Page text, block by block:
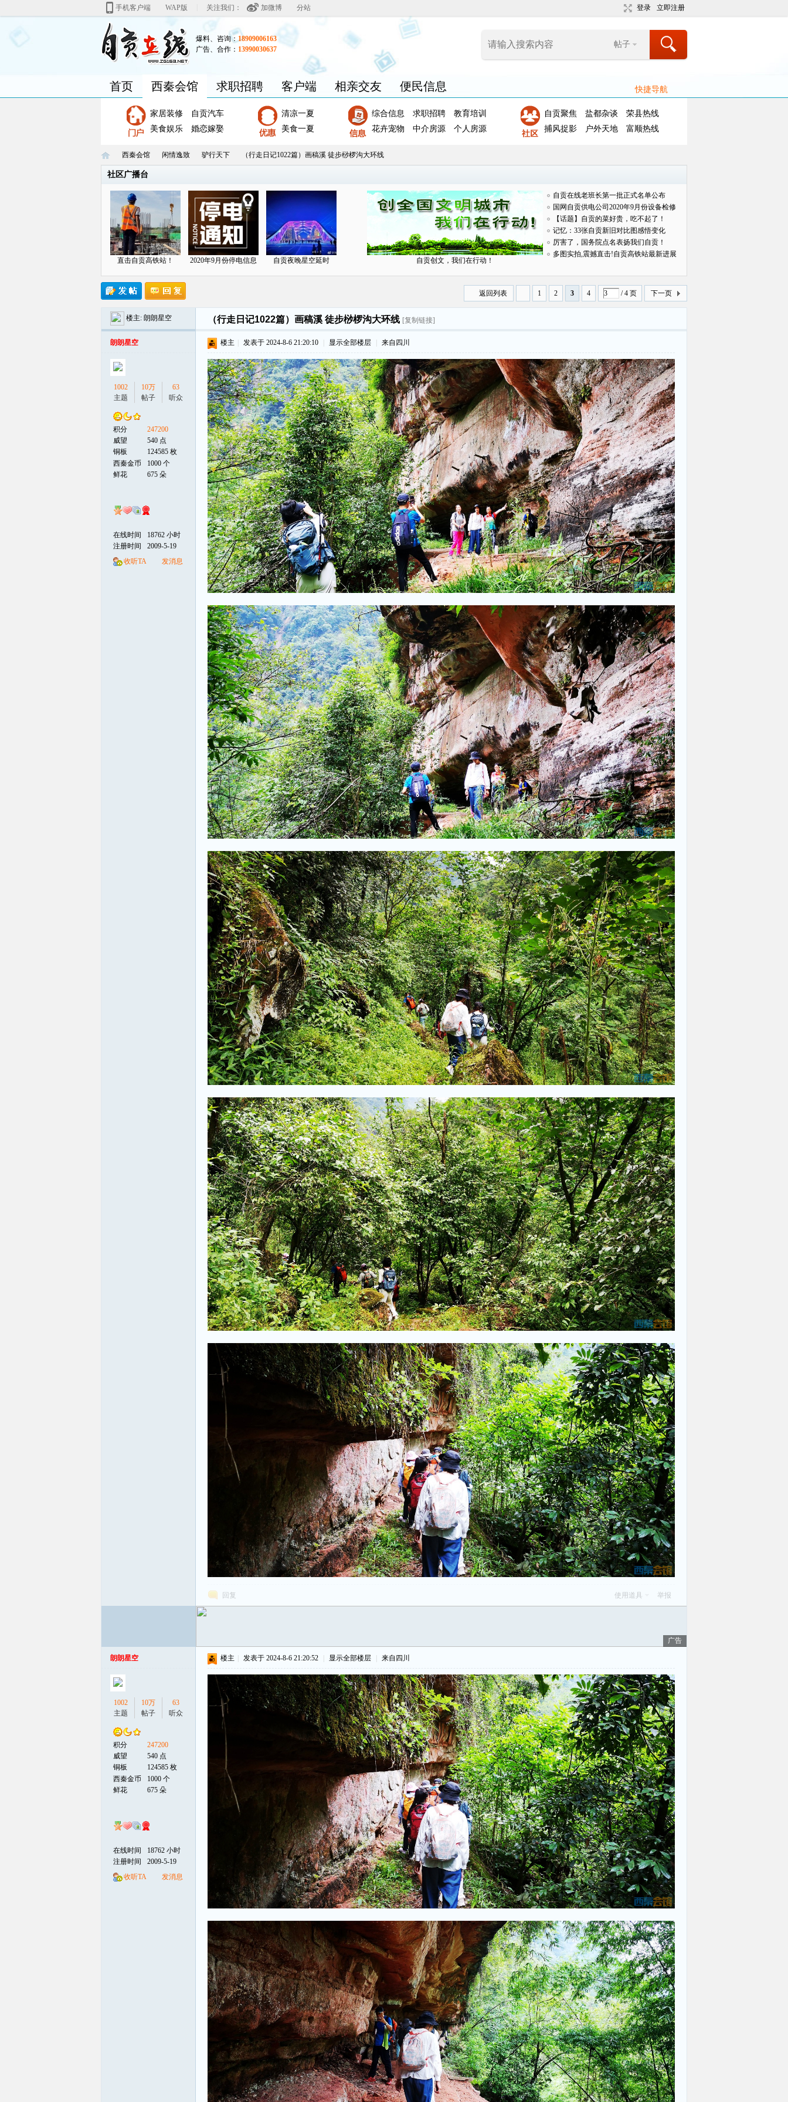
手机客户端 WAP版 关注我们： 加微博 分站 登录 立即注册
爆料、咨询：18909006163
广告、合作： 13990030637
帖子
快捷导航
首页 西秦会馆 求职招聘 客户端 相亲交友 便民信息
家居装修
自贡汽车
美食娱乐
婚恋嫁娶
清凉一夏
美食一夏
综合信息 求职招聘
教育培训
花卉宠物
中介房源 个人房源
自贡聚焦 盐都杂谈
荣县热线
捕风捉影
户外天地 富顺热线
西秦会馆 闲情逸致 驴行天下
›
（行走日记1022篇）画稿溪 徒步桫椤沟大环线
社区广播台
直击自贡高铁站！ 2020年9月份停电信息 自贡夜晚星空延时 自贡创文，我们在行动！
自贡在线老班长第一批正式名单公布
国网自贡供电公司2020年9月份设备检修
对外
【话题】自贡的菜好贵，吃不起了！
记忆：33张自贡新旧对比图感悟变化
厉害了，国务院点名表扬我们自贡！
多图实拍,震撼直击!自贡高铁站最新进展
1 2 3 4 / 4 页 下一页
返回列表
楼主: 朗朗星空 （行走日记1022篇）画稿溪 徒步桫椤沟大环线 [复制链接]
朗朗星空
1002
主题
10万
帖子
63
听众
积分
247200
威望
540 点
铜板
124585 枚
西秦金币
1000 个
鲜花
675 朵
在线时间
18762 小时
注册时间
2009-5-19
收听TA
发消息
楼主 发表于 2024-8-6 21:20:10 显示全部楼层 来自四川
回复 使用道具 举报
广告
朗朗星空
1002
主题
10万
帖子
63
听众
积分
247200
威望
540 点
铜板
124585 枚
西秦金币
1000 个
鲜花
675 朵
在线时间
18762 小时
注册时间
2009-5-19
收听TA
发消息
楼主 发表于 2024-8-6 21:20:52 显示全部楼层 来自四川